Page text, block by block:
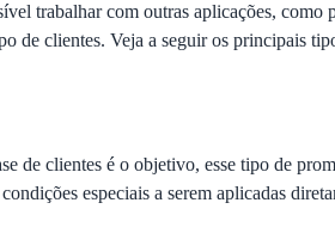
trabalhar com outras aplicações, como
de clientes. Veja a seguir os principais
de clientes é o objetivo, esse tipo de
especiais a serem aplicadas